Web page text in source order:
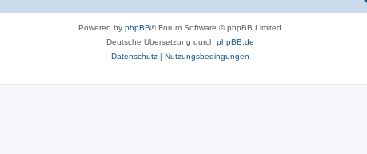
Powered by phpBB® Forum Software © phpBB Limited
Deutsche Übersetzung durch phpBB.de
Datenschutz| Nutzungsbedingungen